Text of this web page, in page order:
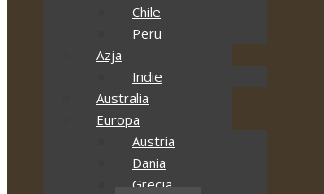
Chile
Peru
Azja
Indie
Australia
Europa
Austria
Dania
Grecja